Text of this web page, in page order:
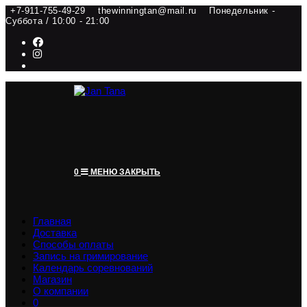
Перейти
к
+7-911-755-49-29 thewinningtan@mail.ru
Понедельник -
Суббота / 10:00 - 21:00
0 МЕНЮ ЗАКРЫТЬ
Главная
Доставка
Способы оплаты
Запись на гримирование
Календарь соревнований
Магазин
О компании
0